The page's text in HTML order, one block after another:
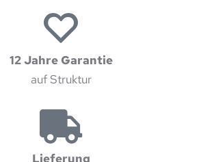
12 Jahre Garantie
auf Struktur
Lieferung